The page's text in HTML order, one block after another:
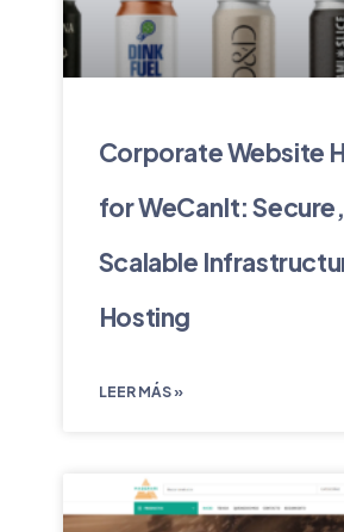
Corporate Website
for WeCanIt:
Scalable
Hosting
LEER MÁS »